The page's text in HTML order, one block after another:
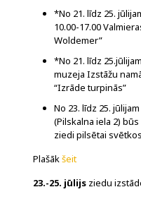
*No 21. līdz 25.
10.00-17.00
Woldemer”
*No 21. līdz
muzeja Izstāžu
“Izrāde turpinās”
No 23. līdz 25.
(Pilskalna iela 2)
ziedi pilsētai
Plašākšeit
23.-25. jūlijsziedu